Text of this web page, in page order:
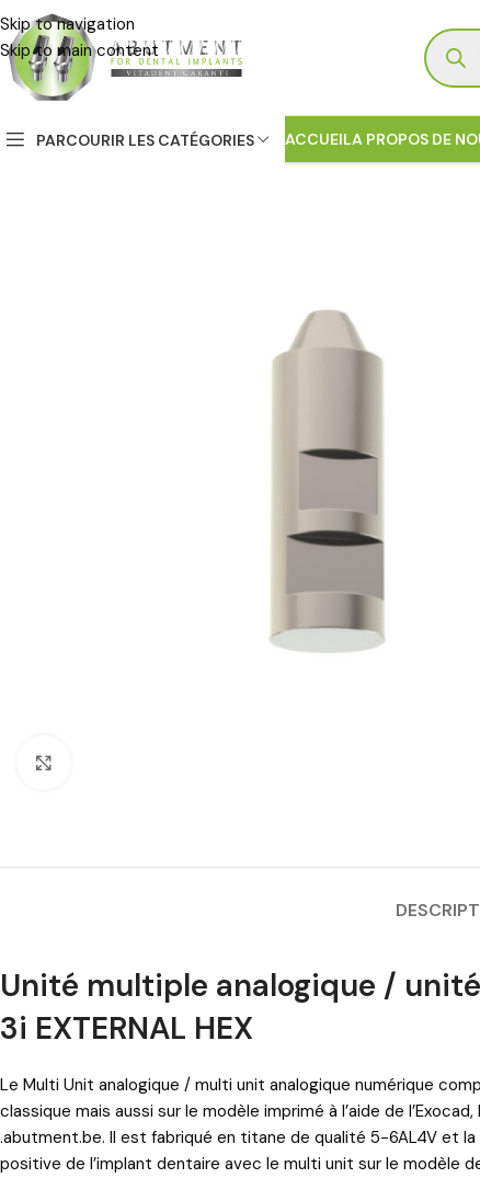
Skip to navigation
Skip to main content
PARCOURIR LES CATÉGORIES ACCUEILA PROPOS DE
Unité multiple analogique /
3i EXTERNAL HEX
Le Multi Unit analogique / multi unit analogique numérique
classique mais aussi sur le modèle imprimé à l’aide de
.abutment.be. Il est fabriqué en titane de qualité 5-6AL4V et
positive de l’implant dentaire avec le multi unit sur le modèle